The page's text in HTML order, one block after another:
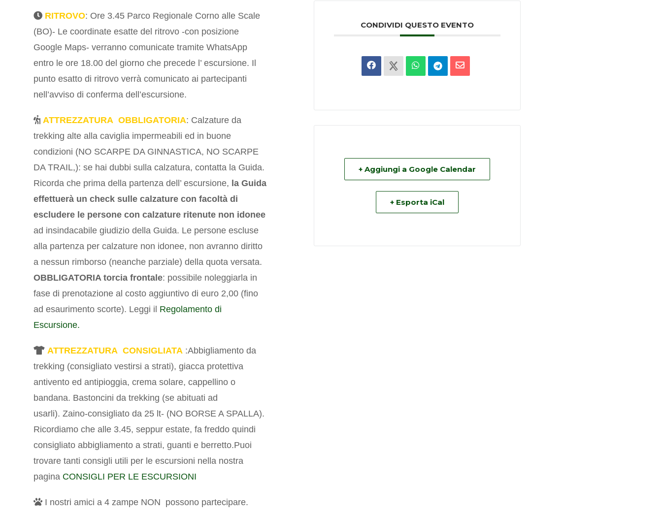
RITROVO: Ore 3.45 Parco Regionale Corno alle Scale
(BO)- Le coordinate esatte del ritrovo -con posizione
Google Maps- verranno comunicate tramite WhatsApp
entro le ore 18.00 del giorno che precede l’ escursione. Il
punto esatto di ritrovo verrà comunicato ai partecipanti
nell’avviso di conferma dell’escursione.
ATTREZZATURA OBBLIGATORIA: Calzature da
trekking alte alla caviglia impermeabili ed in buone
condizioni (NO SCARPE DA GINNASTICA, NO SCARPE
DA TRAIL,): se hai dubbi sulla calzatura, contatta la Guida.
Ricorda che prima della partenza dell’ escursione, la Guida
effettuerà un check sulle calzature con facoltà di
escludere le persone con calzature ritenute non idonee
ad insindacabile giudizio della Guida. Le persone escluse
alla partenza per calzature non idonee, non avranno diritto
a nessun rimborso (neanche parziale) della quota versata.
OBBLIGATORIA torcia frontale: possibile noleggiarla in
fase di prenotazione al costo aggiuntivo di euro 2,00 (fino
ad esaurimento scorte). Leggi il Regolamento di
Escursione.
ATTREZZATURA CONSIGLIATA :Abbigliamento da
trekking (consigliato vestirsi a strati), giacca protettiva
antivento ed antipioggia, crema solare, cappellino o
bandana. Bastoncini da trekking (se abituati ad
usarli).Zaino-consigliato da 25 lt- (NO BORSE A SPALLA).
Ricordiamo che alle 3.45, seppur estate, fa freddo quindi
consigliato abbigliamento a strati, guanti e berretto.Puoi
trovare tanti consigli utili per le escursioni nella nostra
pagina CONSIGLI PER LE ESCURSIONI
I nostri amici a 4 zampe NON possono partecipare.
CONDIVIDI QUESTO EVENTO
+ Aggiungi a Google Calendar
+ Esporta iCal